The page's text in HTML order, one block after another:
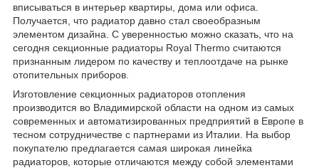
вписываться в интерьер квартиры, дома или офиса.
Получается, что радиатор давно стал своеобразным
элементом дизайна. С уверенностью можно сказать, что на
сегодня секционные радиаторы Royal Thermo считаются
признанным лидером по качеству и теплоотдаче на рынке
отопительных приборов.
Изготовление секционных радиаторов отопления
производится во Владимирской области на одном из самых
современных и автоматизированных предприятий в Европе в
тесном сотрудничестве с партнерами из Италии. На выбор
покупателю предлагается самая широкая линейка
радиаторов, которые отличаются между собой элементами